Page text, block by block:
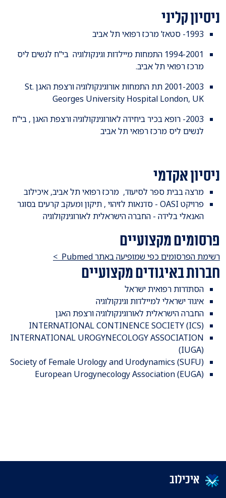
ניסיון קליני
1993- סטאז' מרכז רפואי תל אביב
1994-2001 התמחות מיילדות וגינקולוגיה בי"ח לנשים ליס
מרכז רפואי תל אביב.
2001-2003 תת התמחות אורוגינקולוגיה ורצפת האגן St.
Georges University Hospital London, UK
2003- רופא בכיר ביחידה לאורוגינקולוגיה ורצפת האגן , בי"ח
לנשים ליס מרכז רפואי תל אביב
ניסיון אקדמי
מרצה בבית ספר לסיעוד, מרכז רפואי תל אביב, איכילוב
פרויקט OASI - סדנאות לזיהוי , תיקון ומעקב קרעים בסוגר
האנאלי בלידה - החברה הישראלית לאורוגינקולוגיה
פרסומים מקצועיים
רשימת הפרסומים כפי שמופיעה באתר Pubmed >
חברות באיגודים מקצועיים
הסתדרות רפואית ישראל
איגוד ישראלי למיילדות וגינקולוגיה
החברה הישראלית לאורוגינקולוגיה ורצפת האגן
INTERNATIONAL CONTINENCE SOCIETY (ICS)
INTERNATIONAL UROGYNECOLOGY ASSOCIATION
(IUGA)
Society of Female Urology and Urodynamics (SUFU)
European Urogynecology Association (EUGA)
איכילוב